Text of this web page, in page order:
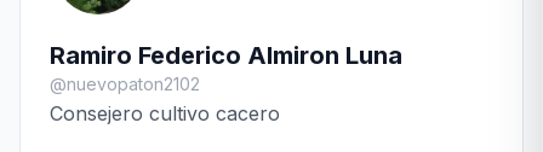
Ramiro Federico Almiron Luna
@nuevopaton2102
Consejero cultivo cacero